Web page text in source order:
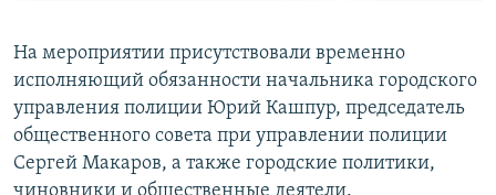
На мероприятии присутствовали временно
исполняющий обязанности начальника городского
управления полиции Юрий Кашпур, председатель
общественного совета при управлении полиции
Сергей Макаров, а также городские политики,